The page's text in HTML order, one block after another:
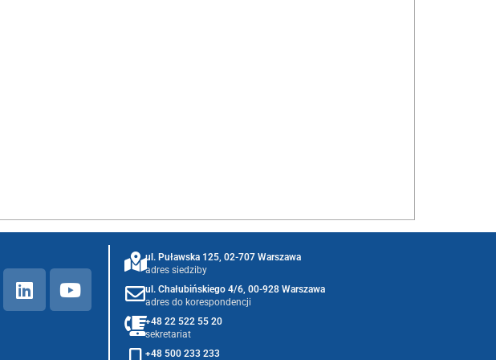
ul. Puławska 125, 02-707 Warszawa
adres siedziby
ul. Chałubińskiego 4/6, 00-928 Warszawa
adres do korespondencji
+48 22 522 55 20
sekretariat
+48 500 233 233